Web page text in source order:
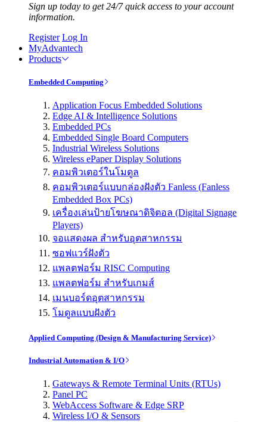
Sign up today to get 24/7 quick access to your account
information.
Register Log In
MyAdvantech
Products
Embedded Computing
Application Focus Embedded Solutions
Edge AI & Intelligence Solutions
Embedded PCs
Embedded Single Board Computers
Industrial Wireless Solutions
Wireless ePaper Display Solutions
คอมพิวเตอร์ในโมดูล
คอมพิวเตอร์แบบกล่องฝังตัว Fanless (Fanless
Embedded Box PCs)
เครื่องเล่นป้ายโฆษณาดิจิตอล (Digital Signage
Players)
จอแสดงผล สำหรับอุตสาหกรรม
ซอฟแวร์ฝังตัว
แพลตฟอร์ม RISC Computing
แพลตฟอร์ม สำหรับเกมส์
เมนบอร์ดอุตสาหกรรม
โมดูลแบบฝังตัว
Applied Computing (Design & Manufacturing Service)
Industrial Automation & I/O
Gateways & Remote Terminal Units (RTUs)
Panel PC
WebAccess Software & Edge SRP
Wireless I/O & Sensors